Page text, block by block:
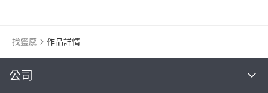
找靈感 作品詳情
公司繼續完成